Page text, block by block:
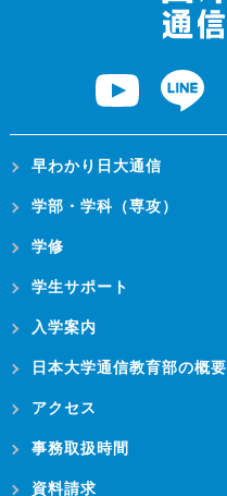
早わかり日大通信
学部・学科（専攻）
学修
学生サポート
入学案内
日本大学通信教育部の概要
アクセス
事務取扱時間
資料請求